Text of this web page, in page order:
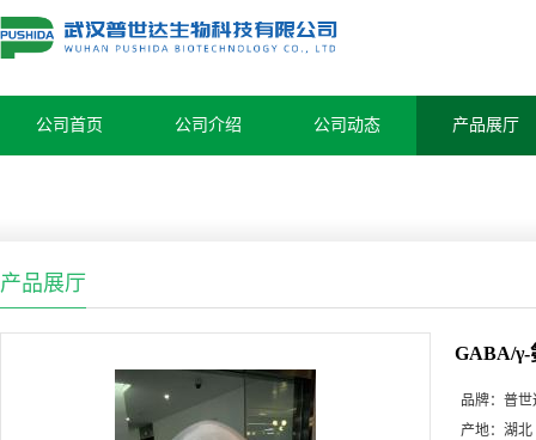
公司首页 公司介绍 公司动态 产品展厅
产品展厅
GABA/γ-
品牌： 普世
产地： 湖北